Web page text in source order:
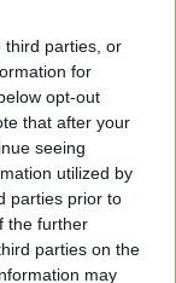
third parties, or
for
opt-out
that after your
seeing
utilized by
parties prior to
the further
parties on the
may